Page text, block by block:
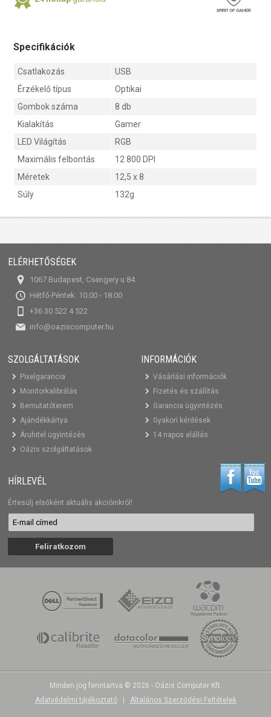
Specifikációk
Csatlakozás
USB
Érzékelő típus
Optikai
Gombok száma
8 db
Kialakítás
Gamer
LED Világítás
RGB
Maximális felbontás
12 800 DPI
Méretek
12,5 x 8
Súly
132g
ELÉRHETŐSÉGEK
1067 Budapest, Csengery u 84.
Hétfő-Péntek: 10:00 - 18:00
+36 30 522 4 522
info@oaziscomputer.hu
SZOLGÁLTATÁSOK
Pixelgarancia
Monitorkalibrálás
Bemutatóterem
Ajándékkártya
Áruhitel ügyintézés
Oázis szolgáltatások
INFORMÁCIÓK
Vásárlási információk
Fizetés és szállítás
Garancia ügyintézés
Gyakori kérdések
14 napos elállás
HÍRLEVÉL
Értesülj elsőként aktuális akcióinkról!
Minden jog fenntartva © 2026 - Oázis Computer Kft.
Adatvédelmi tájékoztató
Általános Szerződési Feltételek